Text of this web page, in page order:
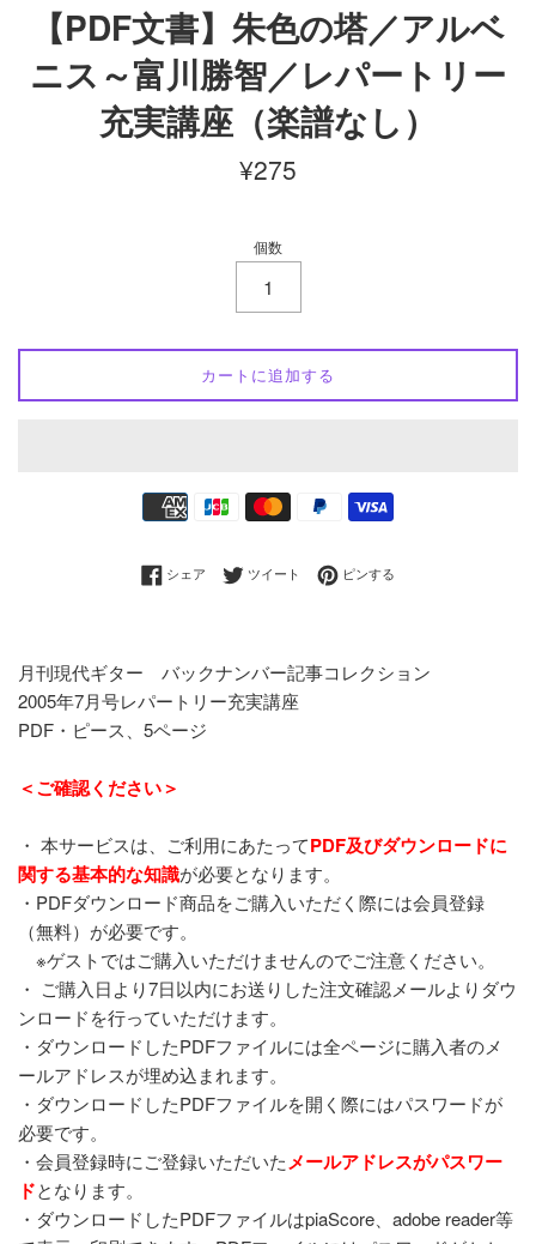
【PDF文書】朱色の塔／アルベ
ニス～富川勝智／レパートリー
充実講座（楽譜なし）
通
格
¥275
個数
カートに追加する
お
い
シェア Facebookでシェアする
ツイート Twitterに投稿する
ピンする
月刊現代ギター バックナンバー記事コレクション
2005年7月号レパートリー充実講座
PDF・ピース、5ページ
＜ご確認ください＞
・ 本サービスは、ご利用にあたってPDF及びダウンロードに
関する基本的な知識が必要となります。
・PDFダウンロード商品をご購入いただく際には会員登録
（無料）が必要です。
※ゲストではご購入いただけませんのでご注意ください。
・ ご購入日より7日以内にお送りした注文確認メールよりダウ
ンロードを行っていただけます。
・ダウンロードしたPDFファイルには全ページに購入者のメ
ールアドレスが埋め込まれます。
・ダウンロードしたPDFファイルを開く際にはパスワードが
必要です。
・会員登録時にご登録いただいたメールアドレスがパスワー
ドとなります。
・ダウンロードしたPDFファイルはpiaScore、adobe reader等